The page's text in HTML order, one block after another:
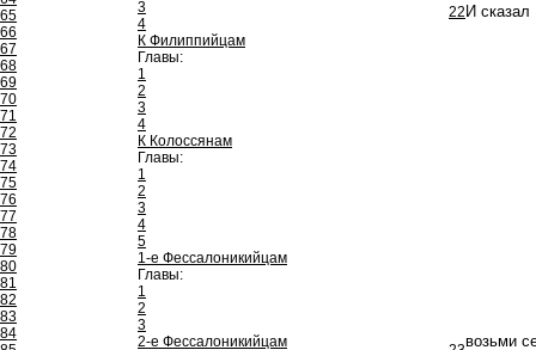
65
66
67
68
69
70
71
72
73
74
75
76
77
78
79
80
81
82
83
84
3
4
К Филиппийцам
Главы:
1
2
3
4
К Колоссянам
Главы:
1
2
3
4
5
1-е Фессалоникийцам
Главы:
1
2
3
2-е Фессалоникийцам
22 И
возьми